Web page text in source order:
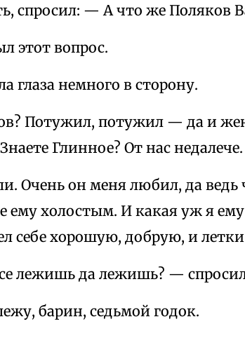
спросил: — А что же Поляков
этот вопрос.
глаза немного в сторону.
Потужил, потужил — да и
Глинное? От нас
Очень он меня любил, да
ему холостым. И какая уж я
себе хорошую, добрую, и летки
лежишь да лежишь? — спросил
барин, седьмой годок.